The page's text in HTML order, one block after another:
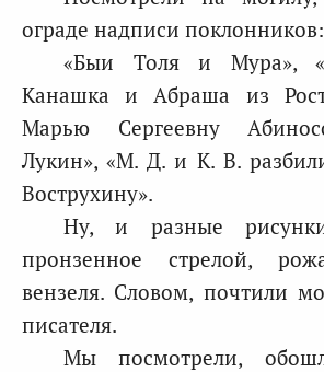
ограде надписи поклонников:
«Быи Толя и Мура»,
Канашка и Абраша из
Марью Сергеевну
Лукин», «М. Д. и К. В.
Вострухину».
Ну, и разные
пронзенное стрелой,
вензеля. Словом, почтили
писателя.
Мы посмотрели,